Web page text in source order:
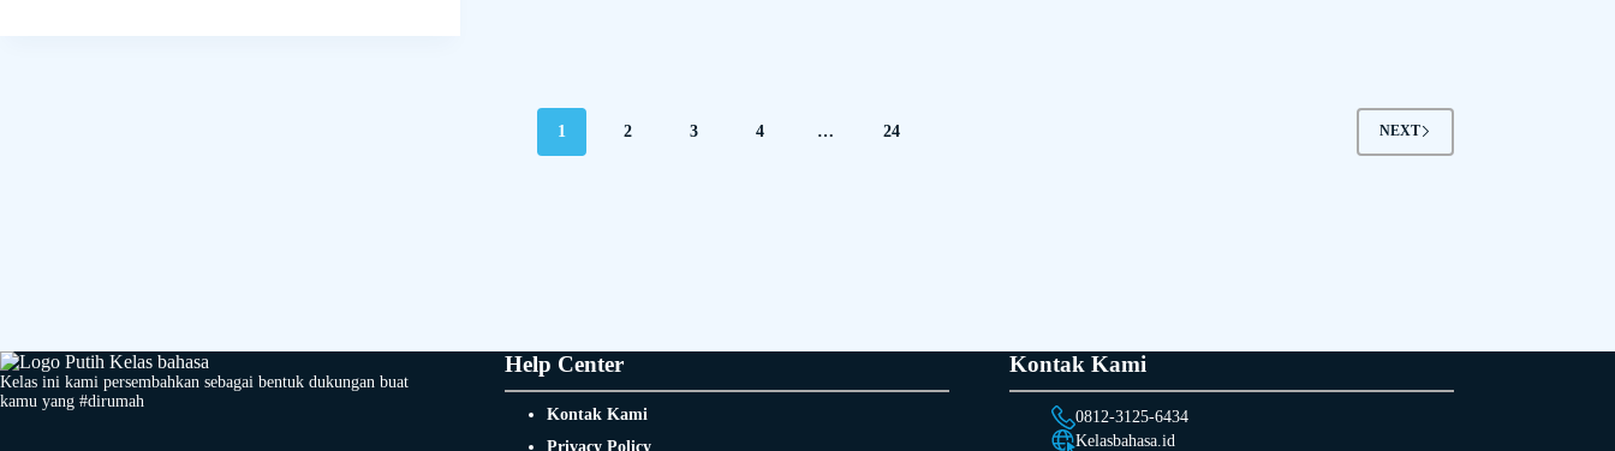
1 2 3 4 … 24 NEXT
Kelas ini kami persembahkan sebagai bentuk dukungan buat
kamu yang #dirumah
Help Center
Kontak Kami
Privacy Policy
Kontak Kami
0812-3125-6434
Kelasbahasa.id